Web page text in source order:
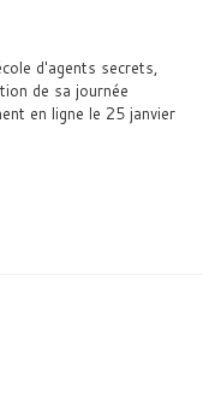
d'agents secrets,
de sa journée
en ligne le 25 janvier